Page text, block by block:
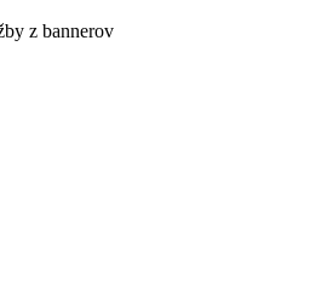
z bannerov